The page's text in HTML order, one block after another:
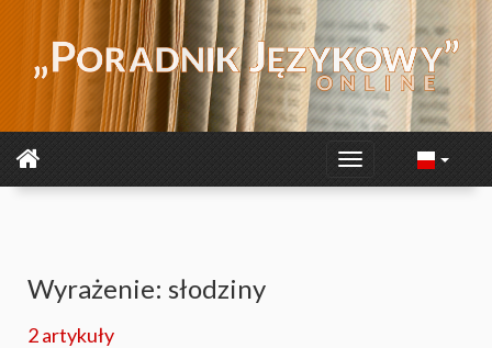
Wyrażenie: słodziny
2 artykuły